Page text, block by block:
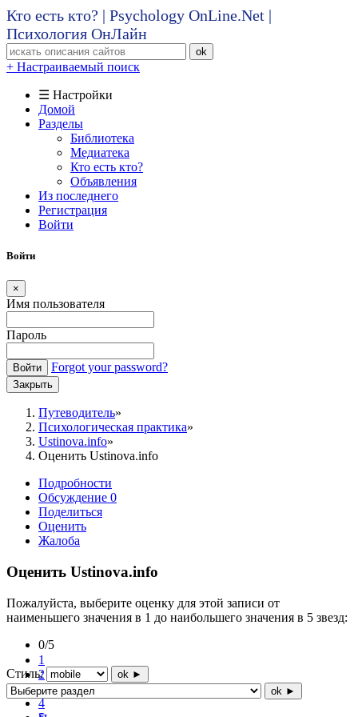
Кто есть кто? | Psychology OnLine.Net |
Психология ОнЛайн
ok
+ Настраиваемый поиск
☰ Настройки
Домой
Разделы
Библиотека
Медиатека
Кто есть кто?
Объявления
Из последнего
Регистрация
Войти
Войти
×
Имя пользователя
Пароль
Войти Forgot your password?
Закрыть
Путеводитель
Психологическая практика
Ustinova.info
Оценить Ustinova.info
Подробности
Обсуждение 0
Поделиться
Оценить
Жалоба
Оценить Ustinova.info
Пожалуйста, выберите оценку для этой записи от
наименьшего значения в 1 до наибольшего значения в 5 звезд:
0/5
1
2
3
4
Стиль:
ok ►
ok ►